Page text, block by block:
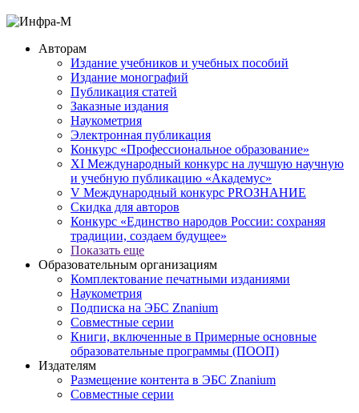
Авторам
Издание учебников и учебных пособий
Издание монографий
Публикация статей
Заказные издания
Наукометрия
Электронная публикация
Конкурс «Профессиональное образование»
XI Международный конкурс на лучшую научную
и учебную публикацию «Академус»
V Международный конкурс PROЗНАНИЕ
Скидка для авторов
Конкурс «Единство народов России: сохраняя
традиции, создаем будущее»
Показать еще
Образовательным организациям
Комплектование печатными изданиями
Наукометрия
Подписка на ЭБС Znanium
Совместные серии
Книги, включенные в Примерные основные
образовательные программы (ПООП)
Издателям
Размещение контента в ЭБС Znanium
Совместные серии